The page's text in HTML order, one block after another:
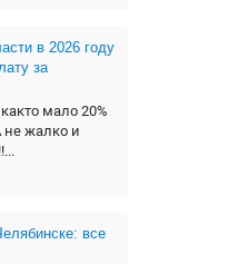
в 2026 году
за
мало 20%
не жалко и
все